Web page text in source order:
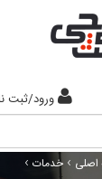
ورود/ثبت
› خدمات ›